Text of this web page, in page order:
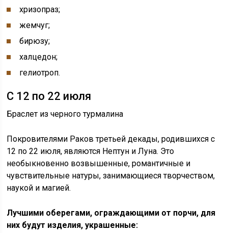
хризопраз;
жемчуг;
бирюзу;
халцедон;
гелиотроп.
С 12 по 22 июля
Браслет из черного турмалина
Покровителями Раков третьей декады, родившихся с
12 по 22 июля, являются Нептун и Луна. Это
необыкновенно возвышенные, романтичные и
чувствительные натуры, занимающиеся творчеством,
наукой и магией.
Лучшими оберегами, ограждающими от порчи, для
них будут изделия, украшенные: